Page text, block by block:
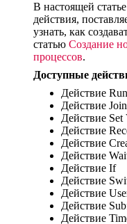
В настоящей
действия,
узнать, как
статью Создание
процессов.
Доступные
Действие
Действие Join
Действие Set
Действие
Действие
Действие
Действие If
Действие
Действие
Действие
Действие